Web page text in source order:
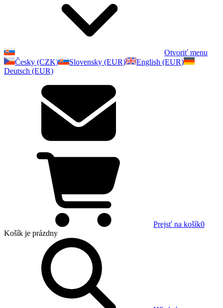
Otvoriť menu
Česky (CZK)
Slovensky (EUR)
English (EUR)
Deutsch (EUR)
Prejsť na košík0
Košík je prázdny